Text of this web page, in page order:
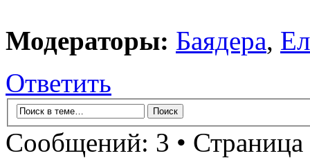
Модераторы: Баядера,
Ответить
Сообщений: 3 • Страница